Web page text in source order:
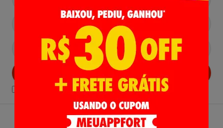
Cadastrar
Declaro estar ciente dasPoliticas de Privacidade.